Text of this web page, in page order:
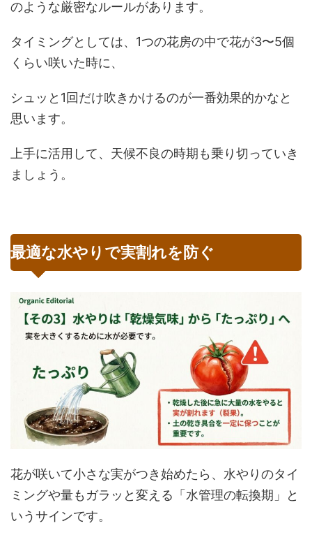
のような厳密なルールがあります。
タイミングとしては、1つの花房の中で花が3〜5個
くらい咲いた時に、
シュッと1回だけ吹きかけるのが一番効果的かなと
思います。
上手に活用して、天候不良の時期も乗り切っていき
ましょう。
最適な水やりで実割れを防ぐ
花が咲いて小さな実がつき始めたら、水やりのタイ
ミングや量もガラッと変える「水管理の転換期」と
いうサインです。